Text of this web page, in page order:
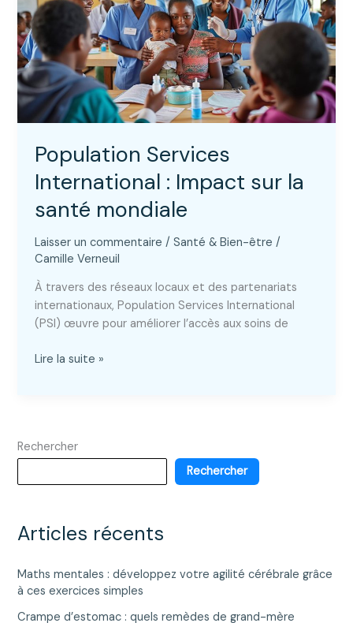
santé
mondiale
grâce
aux
données
?
Population Services
International : Impact sur la
santé mondiale
Laisser un commentaire /Santé & Bien-être /
Camille Verneuil
À travers des réseaux locaux et des partenariats
internationaux, Population Services International
(PSI) œuvre pour améliorer l’accès aux soins de
Population
sur
santé
Lire la suite »
Rechercher
Rechercher
Articles récents
Maths mentales : développez votre agilité cérébrale grâce
à ces exercices simples
Crampe d’estomac : quels remèdes de grand-mère